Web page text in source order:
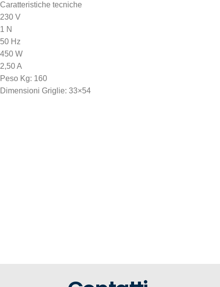
Caratteristiche tecniche
230 V
1 N
50 Hz
450 W
2,50 A
Peso Kg: 160
Dimensioni Griglie: 33×54